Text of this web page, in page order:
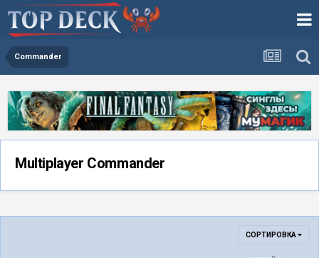
Commander
Multiplayer Commander
СОРТИРОВКА